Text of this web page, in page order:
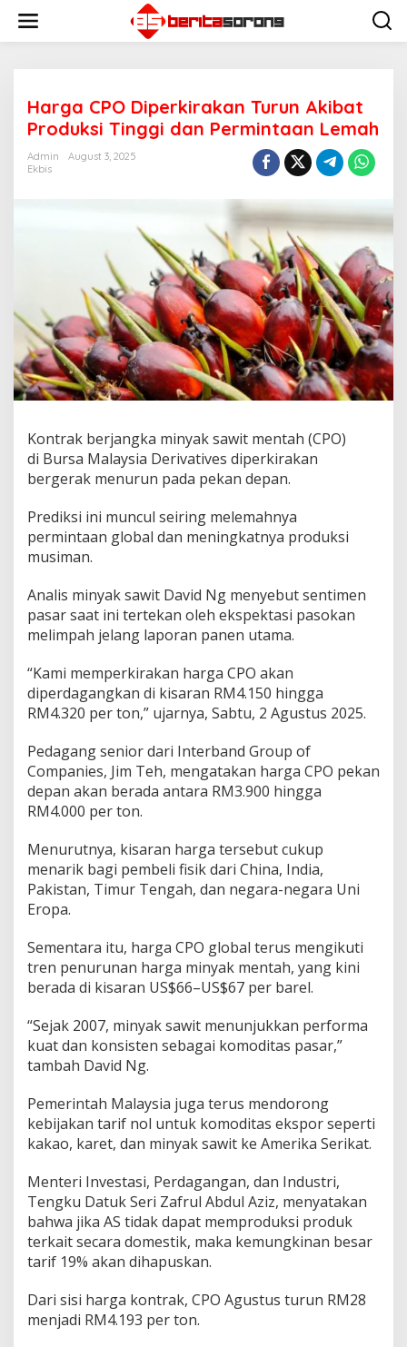
content
Harga CPO Diperkirakan Turun Akibat
Produksi Tinggi dan Permintaan Lemah
Admin
August 3, 2025
Ekbis
Kontrak berjangka minyak sawit mentah (CPO)
di Bursa Malaysia Derivatives diperkirakan
bergerak menurun pada pekan depan.
Prediksi ini muncul seiring melemahnya
permintaan global dan meningkatnya produksi
musiman.
Analis minyak sawit David Ng menyebut sentimen
pasar saat ini tertekan oleh ekspektasi pasokan
melimpah jelang laporan panen utama.
“Kami memperkirakan harga CPO akan
diperdagangkan di kisaran RM4.150 hingga
RM4.320 per ton,” ujarnya, Sabtu, 2 Agustus 2025.
Pedagang senior dari Interband Group of
Companies, Jim Teh, mengatakan harga CPO pekan
depan akan berada antara RM3.900 hingga
RM4.000 per ton.
Menurutnya, kisaran harga tersebut cukup
menarik bagi pembeli fisik dari China, India,
Pakistan, Timur Tengah, dan negara-negara Uni
Eropa.
Sementara itu, harga CPO global terus mengikuti
tren penurunan harga minyak mentah, yang kini
berada di kisaran US$66–US$67 per barel.
“Sejak 2007, minyak sawit menunjukkan performa
kuat dan konsisten sebagai komoditas pasar,”
tambah David Ng.
Pemerintah Malaysia juga terus mendorong
kebijakan tarif nol untuk komoditas ekspor seperti
kakao, karet, dan minyak sawit ke Amerika Serikat.
Menteri Investasi, Perdagangan, dan Industri,
Tengku Datuk Seri Zafrul Abdul Aziz, menyatakan
bahwa jika AS tidak dapat memproduksi produk
terkait secara domestik, maka kemungkinan besar
tarif 19% akan dihapuskan.
Dari sisi harga kontrak, CPO Agustus turun RM28
menjadi RM4.193 per ton.